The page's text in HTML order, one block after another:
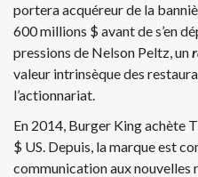
portera acquéreur de la
600 millions $ avant de s’en
pressions de Nelson Peltz, un
valeur intrinsèque des
l’actionnariat.
En 2014, Burger King achète
$ US. Depuis, la marque est
communication aux nouvelles